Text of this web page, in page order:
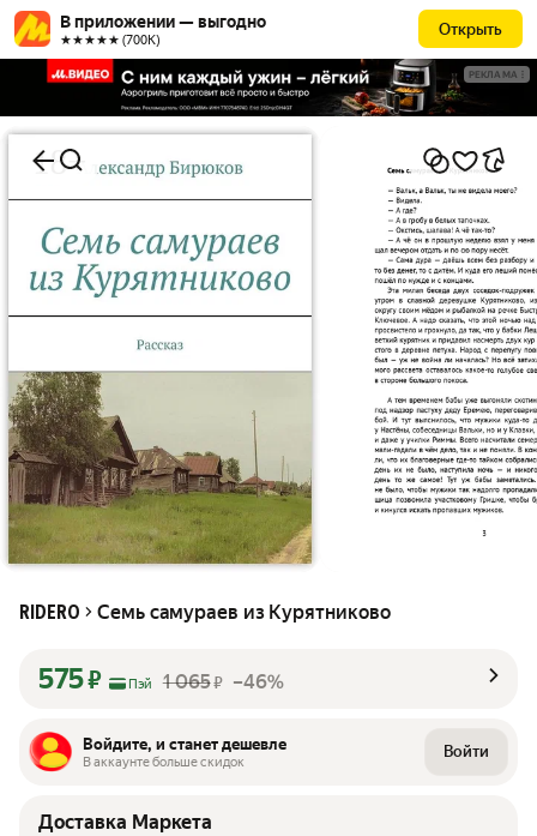
В приложении — выгодно
★★★★★ (700К)
Открыть
РЕКЛАМА
RIDERO Семь самураев из Курятниково
575₽ Пэй 1 065₽ –46%
Войдите, и станет дешевле
В аккаунте больше скидок
Войти
Доставка Маркета